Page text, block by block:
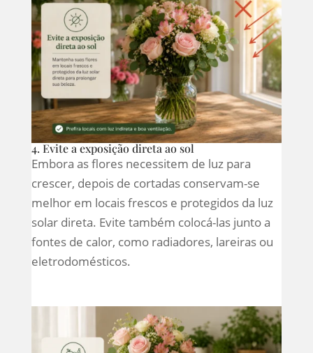
4. Evite a exposição direta ao sol
Embora as flores necessitem de luz para
crescer, depois de cortadas conservam-se
melhor em locais frescos e protegidos da luz
solar direta. Evite também colocá-las junto a
fontes de calor, como radiadores, lareiras ou
eletrodomésticos.